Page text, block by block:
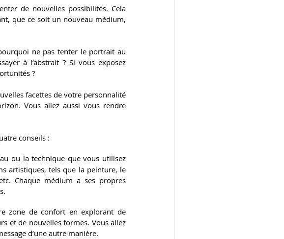
de nouvelles possibilités. Cela
que ce soit un nouveau médium,
ne pas tenter le portrait au
à l’abstrait ? Si vous exposez
?
facettes de votre personnalité
Vous allez aussi vous rendre
conseils :
ou la technique que vous utilisez
artistiques, tels que la peinture, le
Chaque médium a ses propres
zone de confort en explorant de
et de nouvelles formes. Vous allez
d’une autre manière.